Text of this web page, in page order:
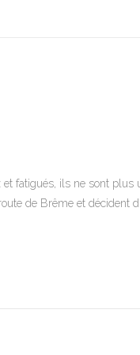
fatigués, ils ne sont plus
de Brême et décident